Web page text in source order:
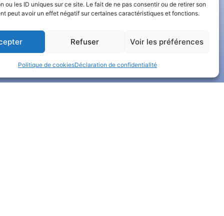
ou les ID uniques sur ce site. Le fait de ne pas consentir ou de retirer son
peut avoir un effet négatif sur certaines caractéristiques et fonctions.
Refuser Voir les préférences
Politique de cookiesDéclaration de confidentialité
LinkedIn